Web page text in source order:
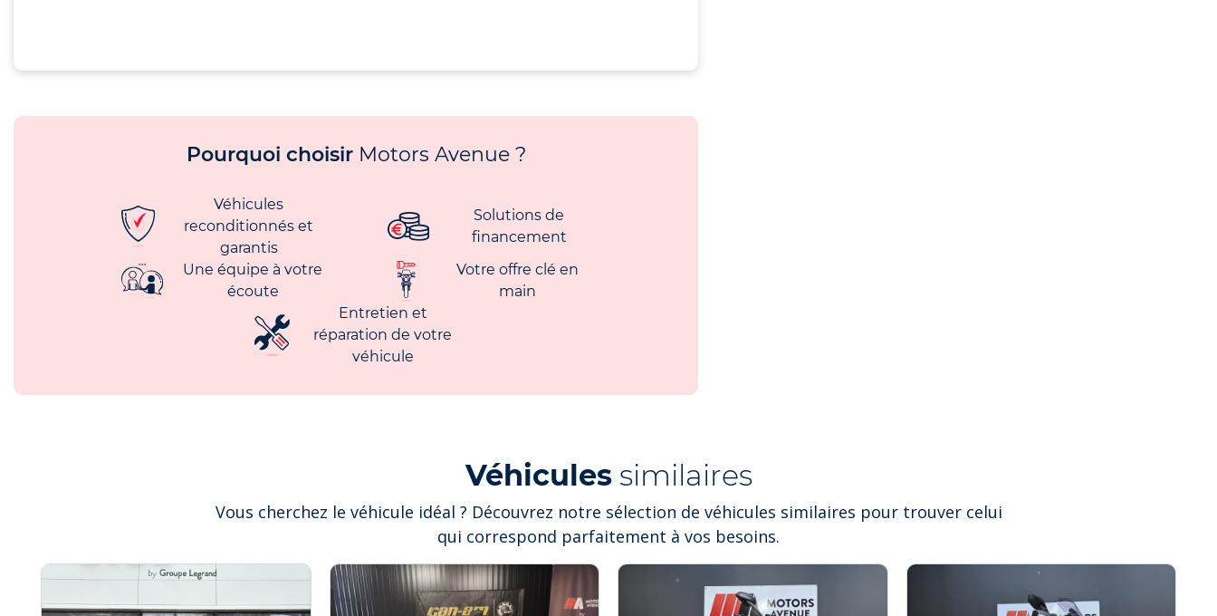
Pourquoi choisirMotors Avenue ?
Véhicules
reconditionnés et
garantis
Solutions de
financement
Une équipe à votre
écoute
Votre offre clé en
main
Entretien et
réparation de votre
véhicule
Véhiculessimilaires
Vous cherchez le véhicule idéal ? Découvrez notre sélection de véhicules similaires pour trouver celui
qui correspond parfaitement à vos besoins.